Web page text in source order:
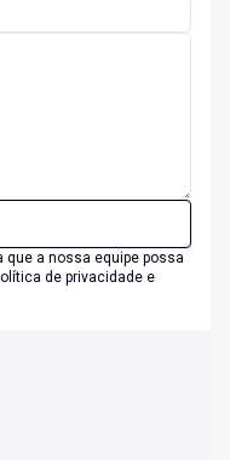
a nossa equipe possa
de privacidade e